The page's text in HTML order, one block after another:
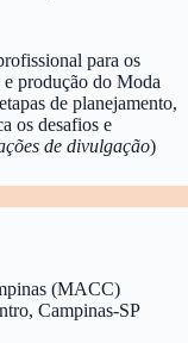
para os
e produção do Moda
de planejamento,
os desafios e
de divulgação)
(MACC)
Campinas-SP